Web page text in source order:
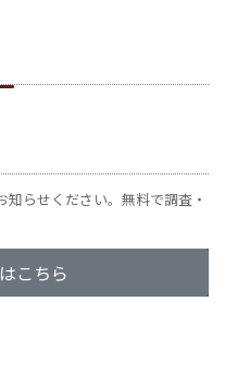
らせください。無料で調査・
こちら